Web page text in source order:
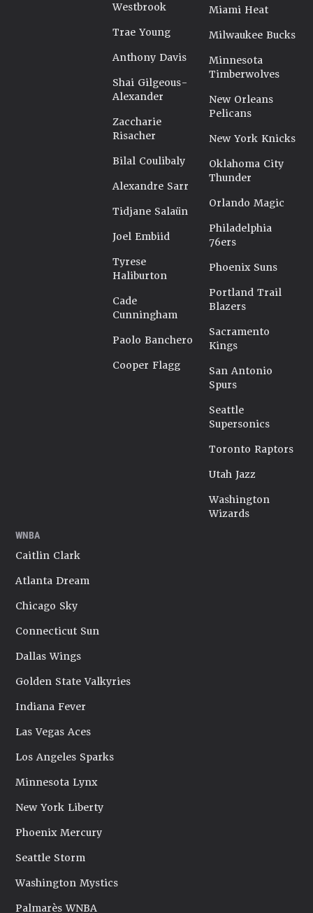
Westbrook
Trae Young
Anthony Davis
Shai Gilgeous-
Alexander
Zaccharie
Risacher
Bilal Coulibaly
Alexandre Sarr
Tidjane Salaün
Joel Embiid
Tyrese
Haliburton
Cade
Cunningham
Paolo Banchero
Cooper Flagg
Miami Heat
Milwaukee Bucks
Minnesota
Timberwolves
New Orleans
Pelicans
New York Knicks
Oklahoma City
Thunder
Orlando Magic
Philadelphia
76ers
Phoenix Suns
Portland Trail
Blazers
Sacramento
Kings
San Antonio
Spurs
Seattle
Supersonics
Toronto Raptors
Utah Jazz
Washington
Wizards
WNBA
Caitlin Clark
Atlanta Dream
Chicago Sky
Connecticut Sun
Dallas Wings
Golden State Valkyries
Indiana Fever
Las Vegas Aces
Los Angeles Sparks
Minnesota Lynx
New York Liberty
Phoenix Mercury
Seattle Storm
Washington Mystics
Palmarès WNBA